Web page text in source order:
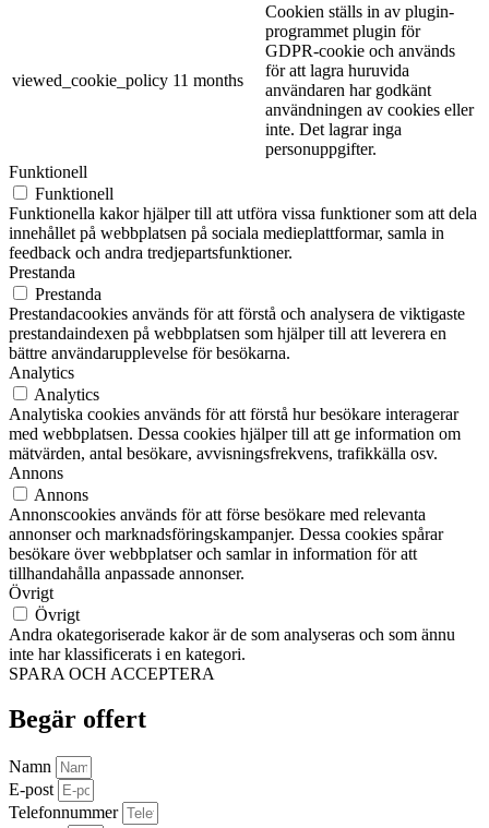
viewed_cookie_policy 11 months
Cookien ställs in av plugin-
programmet plugin för
GDPR-cookie och används
för att lagra huruvida
användaren har godkänt
användningen av cookies eller
inte. Det lagrar inga
personuppgifter.
Funktionell
Funktionell
Funktionella kakor hjälper till att utföra vissa funktioner som att dela
innehållet på webbplatsen på sociala medieplattformar, samla in
feedback och andra tredjepartsfunktioner.
Prestanda
Prestanda
Prestandacookies används för att förstå och analysera de viktigaste
prestandaindexen på webbplatsen som hjälper till att leverera en
bättre användarupplevelse för besökarna.
Analytics
Analytics
Analytiska cookies används för att förstå hur besökare interagerar
med webbplatsen. Dessa cookies hjälper till att ge information om
mätvärden, antal besökare, avvisningsfrekvens, trafikkälla osv.
Annons
Annons
Annonscookies används för att förse besökare med relevanta
annonser och marknadsföringskampanjer. Dessa cookies spårar
besökare över webbplatser och samlar in information för att
tillhandahålla anpassade annonser.
Övrigt
Övrigt
Andra okategoriserade kakor är de som analyseras och som ännu
inte har klassificerats i en kategori.
SPARA OCH ACCEPTERA
Begär offert
Namn
E-post
Telefonnummer